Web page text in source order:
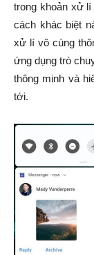
trong khoản xử lí
cách khác biệt
xử lí vô cùng
ứng dụng trò
thông minh và
tới.